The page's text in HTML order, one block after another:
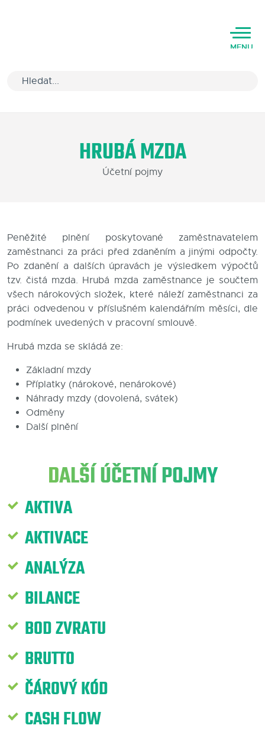
MENU
Varianty software
Kariéra
Partneři
Blog
Kontakty
HRUBÁ MZDA
Účetní pojmy
Peněžité plnění poskytované zaměstnavatelem
zaměstnanci za práci před zdaněním a jinými odpočty.
Po zdanění a dalších úpravách je výsledkem výpočtů
tzv. čistá mzda. Hrubá mzda zaměstnance je součtem
všech nárokových složek, které náleží zaměstnanci za
práci odvedenou v příslušném kalendářním měsíci, dle
podmínek uvedených v pracovní smlouvě.
Hrubá mzda se skládá ze:
Základní mzdy
Příplatky (nárokové, nenárokové)
Náhrady mzdy (dovolená, svátek)
Odměny
Další plnění
DALŠÍ ÚČETNÍ POJMY
AKTIVA
AKTIVACE
ANALÝZA
BILANCE
BOD ZVRATU
BRUTTO
ČÁROVÝ KÓD
CASH FLOW